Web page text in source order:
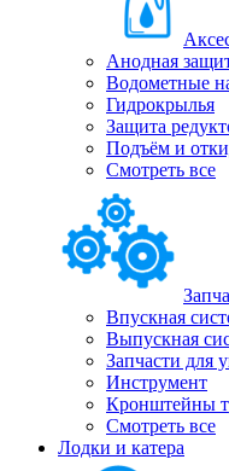
Анодная
Водометные
Гидрокрылья
Защита
Подъём и
Смотреть все
Впускная
Выпускная
Запчасти для
Инструмент
Кронштейны
Смотреть все
Лодки и катера